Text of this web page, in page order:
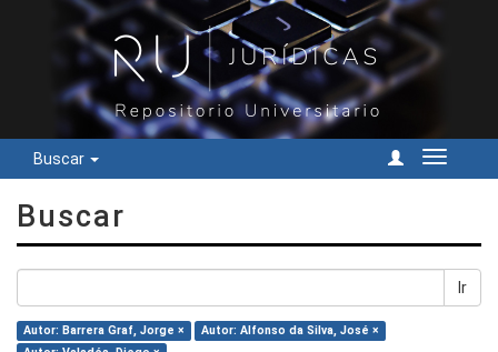
Buscar
Cambiar
Buscar
Ir
Autor: Barrera Graf, Jorge ×
Autor: Alfonso da Silva, José ×